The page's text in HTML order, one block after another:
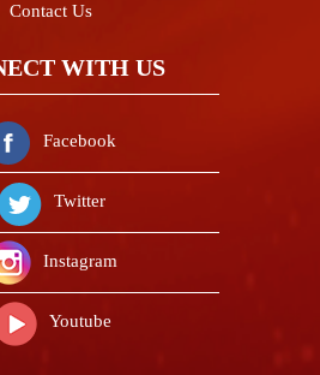
Contact Us
WITH US
Facebook
Twitter
Instagram
Youtube